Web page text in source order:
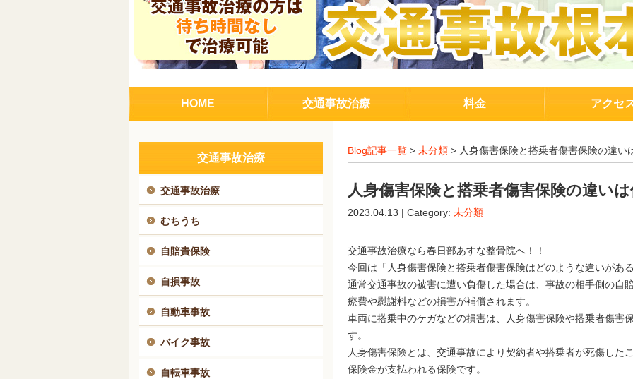
HOME 交通事故治療 料金 アクセ
Blog記事一覧 > 未分類 > 人身傷害保険と搭乗者傷害保険の違い
人身傷害保険と搭乗者傷害保険の違い
2023.04.13 | Category: 未分類
交通事故治療なら春日部あすな整骨院へ！！
今回は「人身傷害保険と搭乗者傷害保険はどのような違いがあ
通常交通事故の被害に遭い負傷した場合は、事故の相手側の自
療費や慰謝料などの損害が補償されます。
車両に搭乗中のケガなどの損害は、人身傷害保険や搭乗者傷害
す。
人身傷害保険とは、交通事故により契約者や搭乗者が死傷した
保険金が支払われる保険です。
交通事故治療
交通事故治療
むちうち
自賠責保険
自損事故
自動車事故
バイク事故
自転車事故